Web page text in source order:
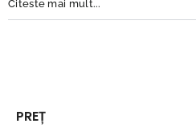
Citeste mai mult...
PREȚ